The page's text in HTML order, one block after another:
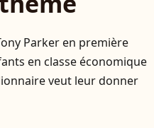
Parker en première
en classe économique
veut leur donner